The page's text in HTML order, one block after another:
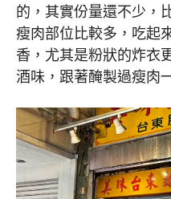
的，其實份量還不少，
瘦肉部位比較多，吃起
香，尤其是粉狀的炸衣
酒味，跟著醃製過瘦肉